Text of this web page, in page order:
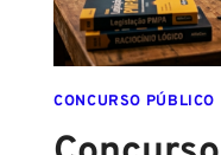
É
CHEGAM
CONCURSO PÚBLICO